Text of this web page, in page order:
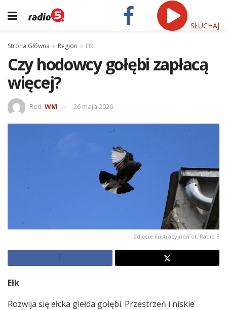
SŁUCHAJ
Strona Główna Region Ełk
Czy hodowcy gołębi zapłacą
więcej?
Red. WM 26 maja 2026
Zdjęcie ilustracyjne/Fot. Radio 5
Ełk
Rozwija się ełcka giełda gołębi. Przestrzeń i niskie